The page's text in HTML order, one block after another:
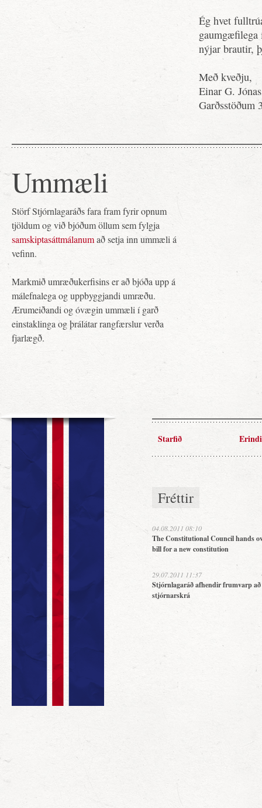
Ég hvet
gaumgæfilega
nýjar brautir,
Með kveðju,
Einar G.
Garðsstöðum
Ummæli
Störf Stjórnlagaráðs fara fram fyrir opnum
tjöldum og við bjóðum öllum sem fylgja
samskiptasáttmálanumað setja inn ummæli á
vefinn.
Markmið umræðukerfisins er að bjóða upp á
málefnalega og uppbyggjandi umræðu.
Ærumeiðandi og óvægin ummæli í garð
einstaklinga og þrálátar rangfærslur verða
fjarlægð.
Starfið Erindi
Fréttir
04.08.2011 08:10
The Constitutional Council hands
bill for a new constitution
29.07.2011 11:37
Stjórnlagaráð afhendir frumvarp
stjórnarskrá